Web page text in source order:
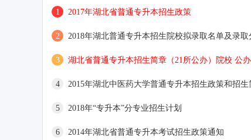
1 2017年湖北省普通专升本招生政策
2 2018年湖北普通专升本招生院校拟录取名单及录
3 湖北省普通专升本招生简章（21所公办）院校 公
4 2015年湖北中医药大学普通专升本招生政策和招生
5 2018年“专升本”分专业招生计划
6 2014年湖北省普通专升本考试招生政策通知